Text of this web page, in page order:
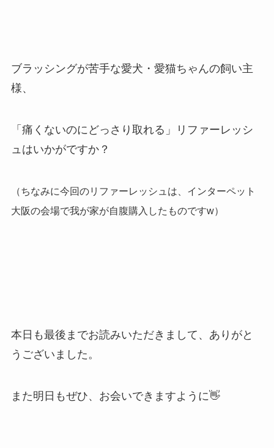
ブラッシングが苦手な愛犬・愛猫ちゃんの飼い主
様、
「痛くないのにどっさり取れる」リファーレッシ
ュはいかがですか？
（ちなみに今回のリファーレッシュは、インターペット
大阪の会場で我が家が自腹購入したものですw）
本日も最後までお読みいただきまして、ありがと
うございました。
また明日もぜひ、お会いできますように👋